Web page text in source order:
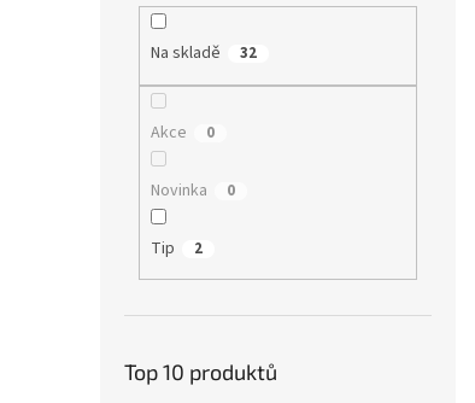
Na skladě 32
Akce 0
Novinka 0
Tip 2
Top 10 produktů